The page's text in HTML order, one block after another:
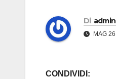
Di admin
MAG
CONDIVIDI: